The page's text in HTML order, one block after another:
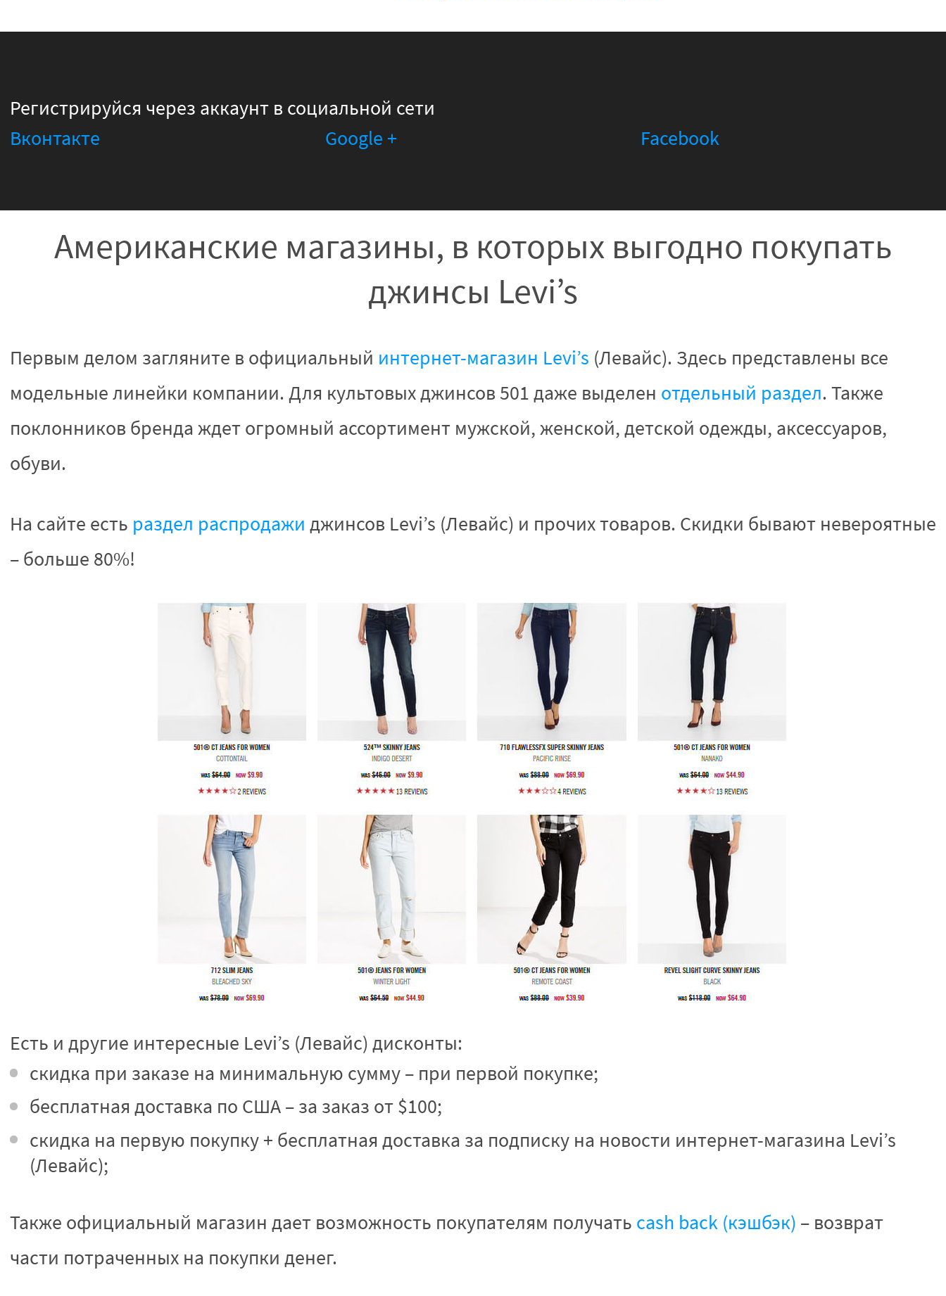
Регистрируйся через аккаунт в социальной сети
Вконтакте
Google + Facebook
Американские магазины, в которых выгодно покупать
джинсы Levi’s
Первым делом загляните в официальный интернет-магазин Levi’s (Левайс). Здесь представлены все
модельные линейки компании. Для культовых джинсов 501 даже выделен отдельный раздел. Также
поклонников бренда ждет огромный ассортимент мужской, женской, детской одежды, аксессуаров,
обуви.
На сайте есть раздел распродажи джинсов Levi’s (Левайс) и прочих товаров. Скидки бывают невероятные
– больше 80%!
Есть и другие интересные Levi’s (Левайс) дисконты:
скидка при заказе на минимальную сумму – при первой покупке;
бесплатная доставка по США – за заказ от $100;
скидка на первую покупку + бесплатная доставка за подписку на новости интернет-магазина Levi’s
(Левайс);
Также официальный магазин дает возможность покупателям получать cash back (кэшбэк) – возврат
части потраченных на покупки денег.